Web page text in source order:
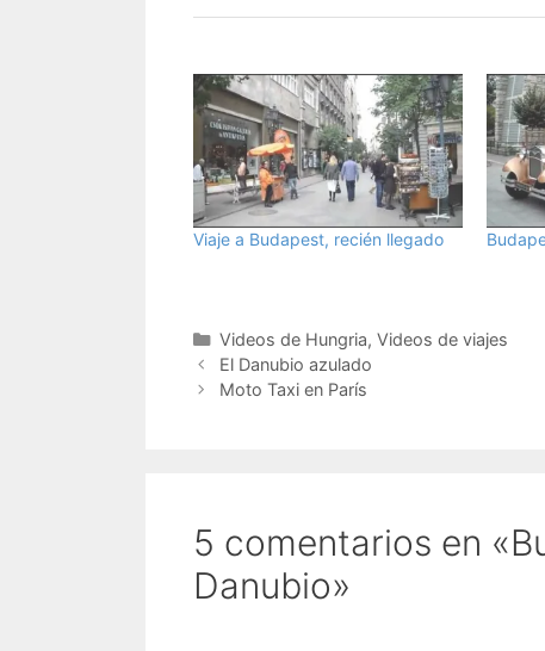
Viaje a Budapest, recién llegado
Categorías
Videos de Hungria, Videos de viajes
El Danubio azulado
Moto Taxi en París
5 comentarios en
Danubio»